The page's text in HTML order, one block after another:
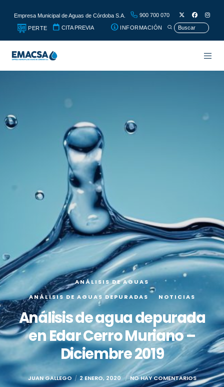
Empresa Municipal de Aguas de Córdoba S.A. 900 700 070
PERTE CITA PREVIA INFORMACIÓN
ANÁLISIS DE AGUAS
ANÁLISIS DE AGUAS DEPURADAS
NOTICIAS
Análisis de agua depurada
en Edar Cerro Muriano –
Diciembre 2019
JUAN GALLEGO 2 ENERO, 2020 NO HAY COMENTARIOS